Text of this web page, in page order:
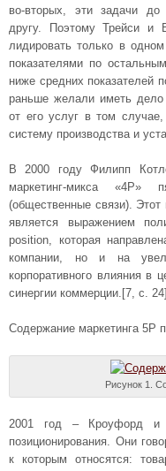
во-вторых, эти задачи до
другу. Поэтому Трейси и
лидировать только в
показателями по
ниже средних показателей
раньше желали иметь дело
от его услуг в том
систему производства и
В 2000 году Филипп
маркетинг-микса
(общественные связи).
является выражением
position, которая
компании, но и на
корпоративного влияния в
синергии коммерции.[7, с. 24]
Содержание маркетинга 5Р
Рисунок 1.
2001 год – Кроуфорд и
позиционирования. Они
к которым относятся: